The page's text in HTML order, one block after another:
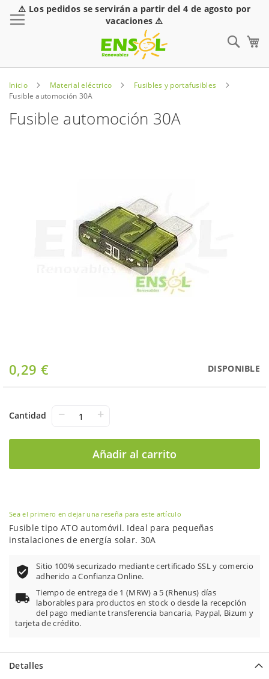
⚠️ Los pedidos se servirán a partir del 4 de agosto por
vacaciones ⚠️
Inicio Material eléctrico
Fusibles y portafusibles
Fusible automoción 30A
Fusible automoción 30A
0,29 € DISPONIBLE
Cantidad − +
Añadir al carrito
Saltar
al
comienzo
la
Sea el primero en dejar una reseña para este artículo
Fusible tipo ATO automóvil. Ideal para pequeñas
instalaciones de energía solar. 30A
Sitio 100% securizado mediante certificado SSL y comercio
adherido a Confianza Online.
Tiempo de entrega de 1 (MRW) a 5 (Rhenus) días
laborables para productos en stock o desde la recepción
del pago mediante transferencia bancaria, Paypal, Bizum y
tarjeta de crédito.
Detalles